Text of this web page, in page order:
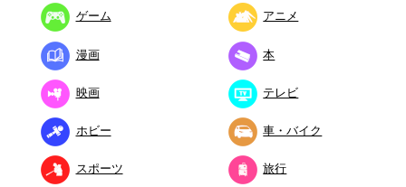
ゲーム アニメ
漫画 本
映画 テレビ
ホビー 車・バイク
スポーツ 旅行